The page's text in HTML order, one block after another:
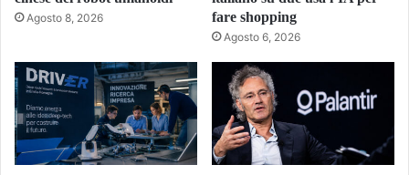
Agosto 8, 2026
fare shopping
Agosto 6, 2026